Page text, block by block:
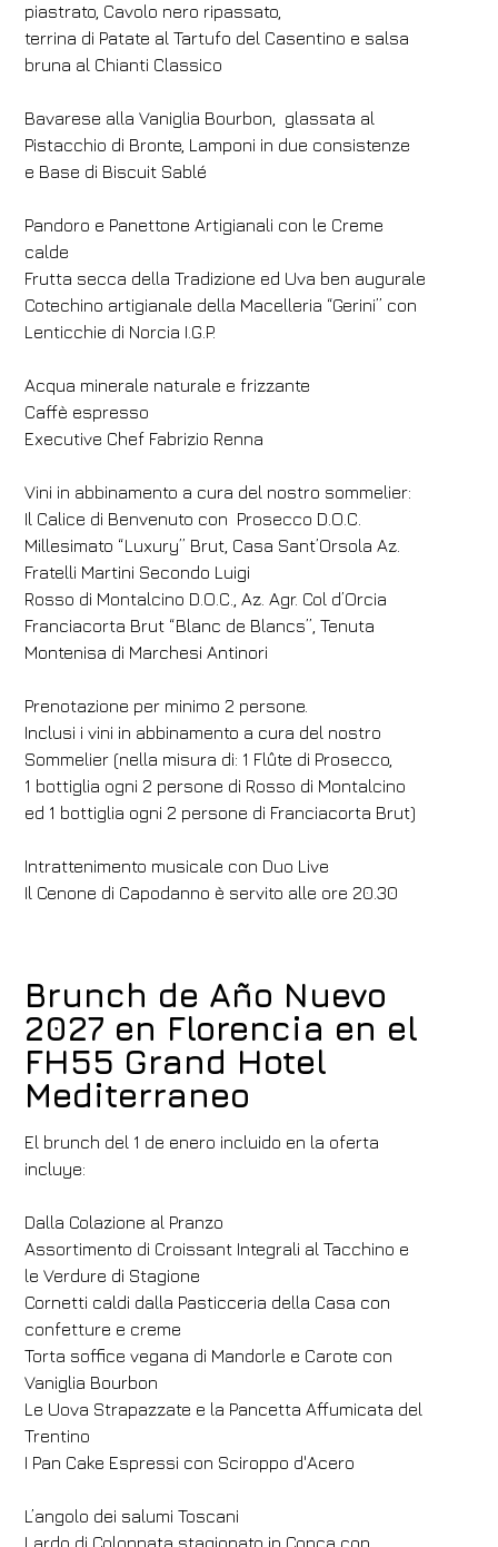
Hotel
FH55 Hotels
/ 08 2026 08
Habitaciones Adultos
Código de descuento
Modificar la reserva
piastrato, Cavolo nero ripassato,
terrina di Patate al Tartufo del Casentino e salsa
bruna al Chianti Classico
Bavarese alla Vaniglia Bourbon, glassata al
Pistacchio di Bronte, Lamponi in due consistenze
e Base di Biscuit Sablé
Pandoro e Panettone Artigianali con le Creme
calde
Frutta secca della Tradizione ed Uva ben augurale
Cotechino artigianale della Macelleria “Gerini” con
Lenticchie di Norcia I.G.P.
Acqua minerale naturale e frizzante
Caffè espresso
Executive Chef Fabrizio Renna
Vini in abbinamento a cura del nostro sommelier:
Il Calice di Benvenuto con Prosecco D.O.C.
Millesimato “Luxury” Brut, Casa Sant’Orsola Az.
Fratelli Martini Secondo Luigi
Rosso di Montalcino D.O.C., Az. Agr. Col d’Orcia
Franciacorta Brut “Blanc de Blancs”, Tenuta
Montenisa di Marchesi Antinori
Prenotazione per minimo 2 persone.
Inclusi i vini in abbinamento a cura del nostro
Sommelier (nella misura di: 1 Flûte di Prosecco,
1 bottiglia ogni 2 persone di Rosso di Montalcino
ed 1 bottiglia ogni 2 persone di Franciacorta Brut)
Intrattenimento musicale con Duo Live
Il Cenone di Capodanno è servito alle ore 20.30
Brunch de Año Nuevo
2027 en Florencia en el
FH55 Grand Hotel
Mediterraneo
El brunch del 1 de enero incluido en la oferta
incluye:
Dalla Colazione al Pranzo
Assortimento di Croissant Integrali al Tacchino e
le Verdure di Stagione
Cornetti caldi dalla Pasticceria della Casa con
confetture e creme
Torta soffice vegana di Mandorle e Carote con
Vaniglia Bourbon
Le Uova Strapazzate e la Pancetta Affumicata del
Trentino
I Pan Cake Espressi con Sciroppo d'Acero
L’angolo dei salumi Toscani
Lardo di Colonnata stagionato in Conca con